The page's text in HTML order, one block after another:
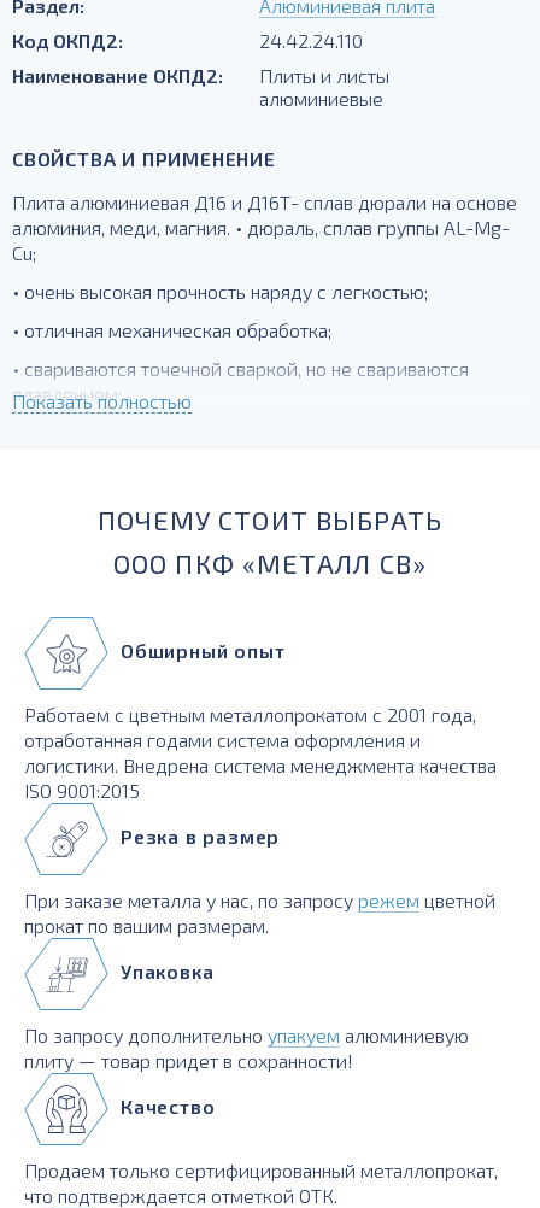
Раздел:
Алюминиевая плита
Код ОКПД2:
24.42.24.110
Наименование ОКПД2:
Плиты и листы
алюминиевые
СВОЙСТВА И ПРИМЕНЕНИЕ
Плита алюминиевая Д16 и Д16Т- сплав дюрали на основе
алюминия, меди, магния. • дюраль, сплав группы AL-Mg-
Cu;
• очень высокая прочность наряду с легкостью;
• отличная механическая обработка;
• свариваются точечной сваркой, но не свариваются
плавлением;
Показать полностью
ПОЧЕМУ СТОИТ ВЫБРАТЬ
ООО ПКФ «МЕТАЛЛ СВ»
Обширный опыт
Работаем с цветным металлопрокатом с 2001 года,
отработанная годами система оформления и
логистики. Внедрена система менеджмента качества
ISO 9001:2015
Резка в размер
При заказе металла у нас, по запросу режем цветной
прокат по вашим размерам.
Упаковка
По запросу дополнительно упакуем алюминиевую
плиту — товар придет в сохранности!
Качество
Продаем только сертифицированный металлопрокат,
что подтверждается отметкой ОТК.